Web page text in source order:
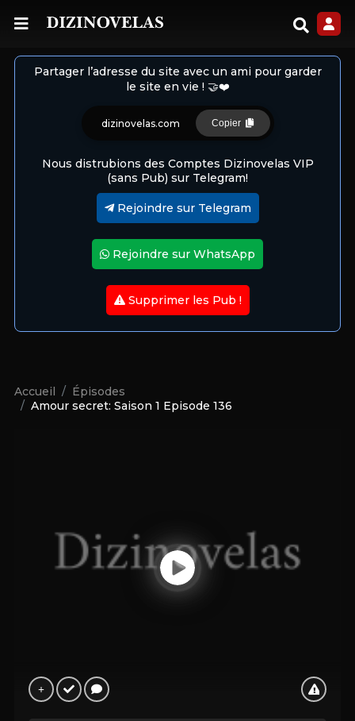
Partager l’adresse du site avec un ami pour garder
le site en vie ! 🤝❤️
dizinovelas.com Copier
Nous distrubions des Comptes Dizinovelas VIP
(sans Pub) sur Telegram!
Rejoindre sur Telegram
Rejoindre sur WhatsApp
Supprimer les Pub !
Accueil
Épisodes
Amour secret: Saison 1 Episode 136